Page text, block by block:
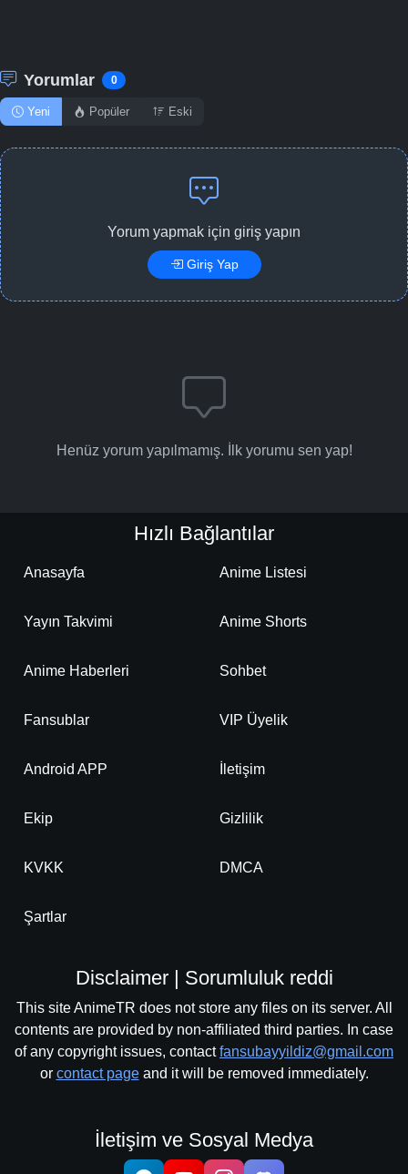
Yorumlar 0
Yeni Popüler Eski
Yorum yapmak için giriş yapın
Giriş Yap
Henüz yorum yapılmamış. İlk yorumu sen yap!
Hızlı Bağlantılar
Anasayfa Anime Listesi
Yayın Takvimi Anime Shorts
Anime Haberleri Sohbet
Fansublar VIP Üyelik
Android APP İletişim
Ekip Gizlilik
KVKK DMCA
Şartlar
Disclaimer | Sorumluluk reddi
This site AnimeTR does not store any files on its server. All
contents are provided by non-affiliated third parties. In case
of any copyright issues, contactfansubayyildiz@gmail.com
or contact pageand it will be removed immediately.
İletişim ve Sosyal Medya